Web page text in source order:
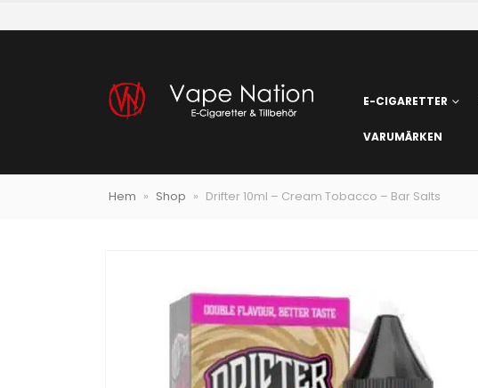
E-CIGARETTER
VARUMÄRKEN
Hem » Shop » Drifter 10ml – Cream Tobacco – Bar Salts